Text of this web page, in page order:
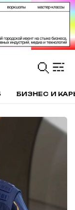
БИЗНЕС И